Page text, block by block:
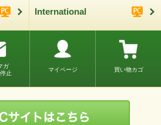
International
ガ
止
マイページ 買い物カゴ